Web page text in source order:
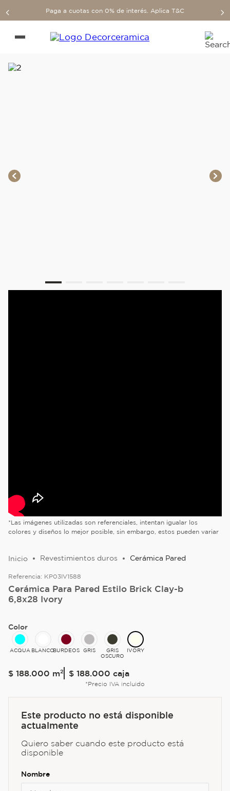
Paga a cuotas con 0% de interés. Aplica T&C
*Las imágenes utilizadas son referenciales, intentan igualar los
colores y diseños lo mejor posible, sin embargo, estos pueden variar
Revestimientos duros Cerámica Pared
Referencia: KP03IV1588
Cerámica Para Pared Estilo Brick Clay-b
6,8x28 Ivory
Color
ACQUA BLANCOBURDEOS GRIS
GRIS
OSCURO
IVORY
$ 188.000 m² $ 188.000 caja
*Precio IVA incluido
Este producto no está disponible
actualmente
Quiero saber cuando este producto está
disponible